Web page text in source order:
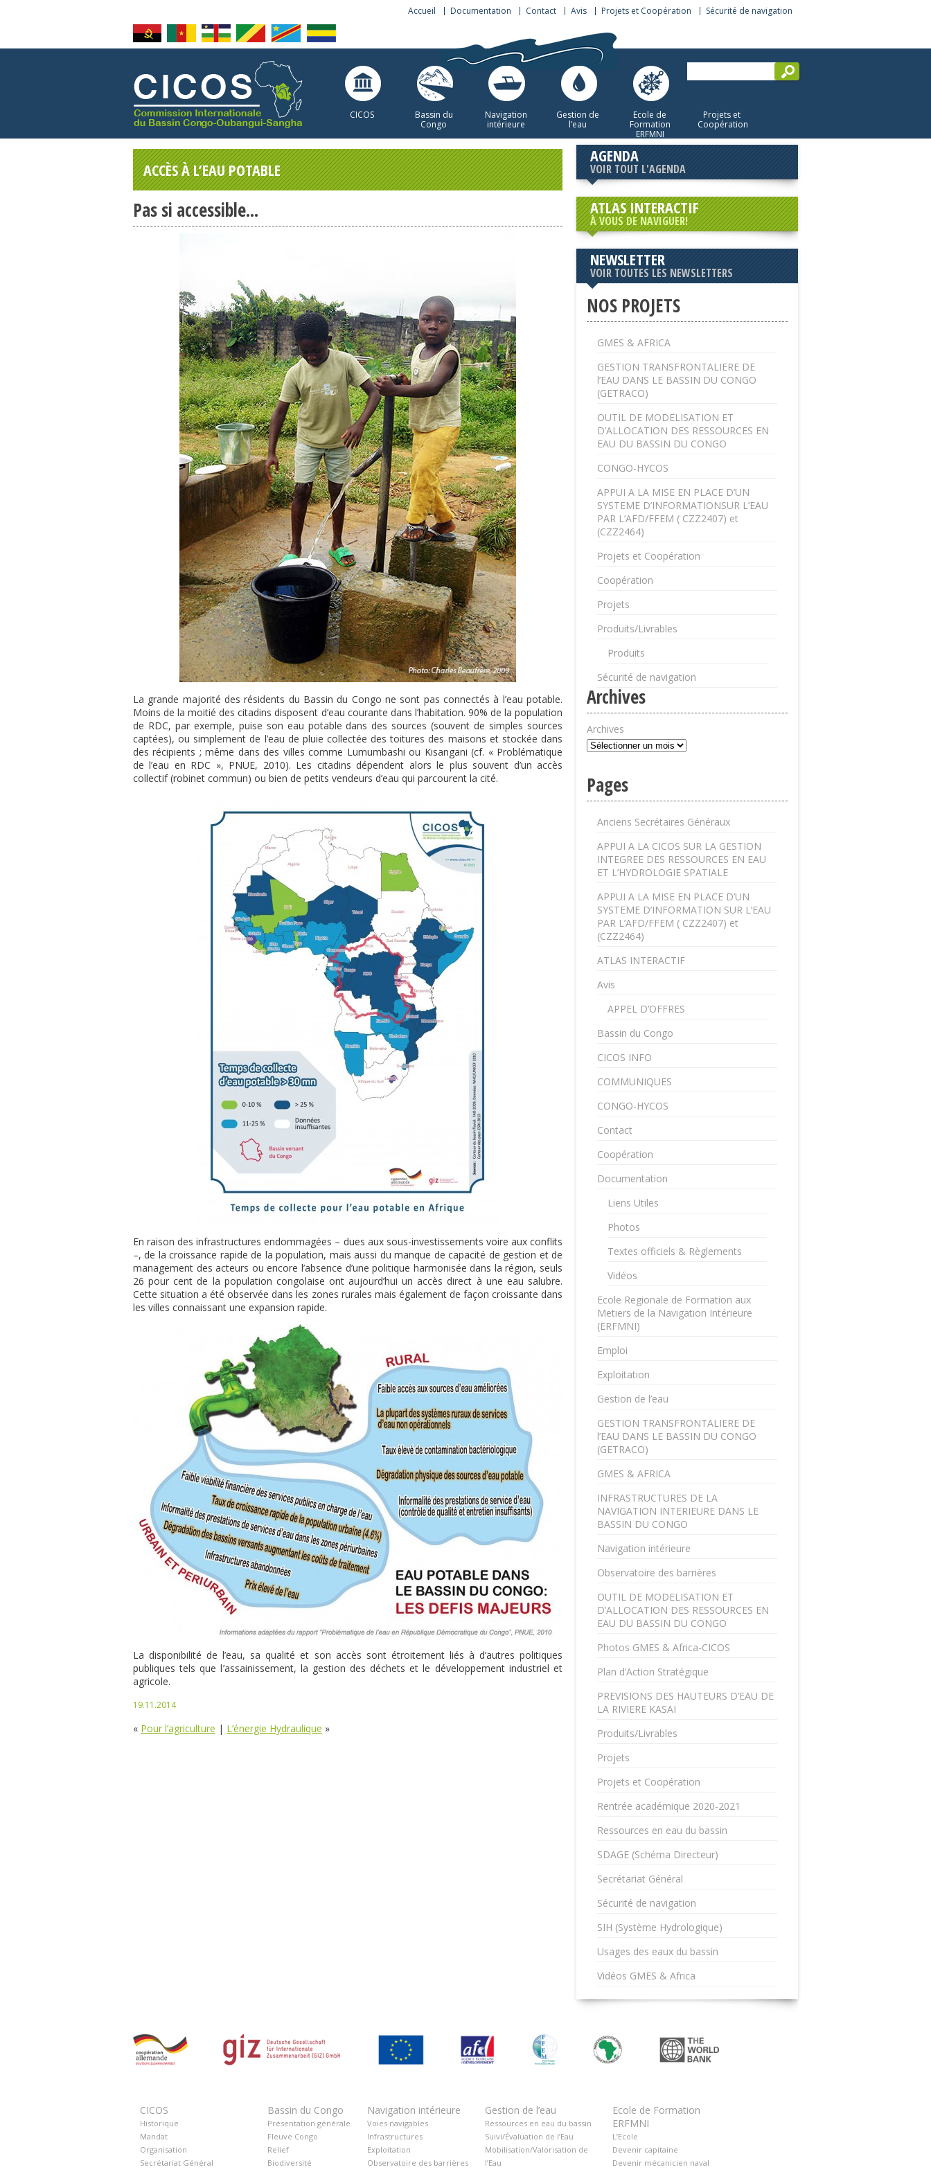
Accueil Documentation Contact Avis Projets et Coopération Sécurité de navigation
CICOS
Bassin du
Congo
Navigation
intérieure
Gestion de
l’eau
Ecole de
Formation
ERFMNI
Projets et
Coopération
ACCÈS À L’EAU POTABLE
Pas si accessible...
La grande majorité des résidents du Bassin du Congo ne sont pas connectés à l’eau potable.
Moins de la moitié des citadins disposent d’eau courante dans l’habitation. 90% de la population
de RDC, par exemple, puise son eau potable dans des sources (souvent de simples sources
captées), ou simplement de l’eau de pluie collectée des toitures des maisons et stockée dans
des récipients ; même dans des villes comme Lumumbashi ou Kisangani (cf. « Problématique
de l’eau en RDC », PNUE, 2010). Les citadins dépendent alors le plus souvent d’un accès
collectif (robinet commun) ou bien de petits vendeurs d’eau qui parcourent la cité.
En raison des infrastructures endommagées – dues aux sous-investissements voire aux conflits
–, de la croissance rapide de la population, mais aussi du manque de capacité de gestion et de
management des acteurs ou encore l’absence d’une politique harmonisée dans la région, seuls
26 pour cent de la population congolaise ont aujourd’hui un accès direct à une eau salubre.
Cette situation a été observée dans les zones rurales mais également de façon croissante dans
les villes connaissant une expansion rapide.
La disponibilité de l’eau, sa qualité et son accès sont étroitement liés à d’autres politiques
publiques tels que l’assainissement, la gestion des déchets et le développement industriel et
agricole.
19.11.2014
« Pour l’agriculture | L’énergie Hydraulique »
AGENDA
VOIR TOUT L'AGENDA
ATLAS INTERACTIF
À VOUS DE NAVIGUER!
NEWSLETTER
VOIR TOUTES LES NEWSLETTERS
NOS PROJETS
GMES & AFRICA
GESTION TRANSFRONTALIERE DE
l’EAU DANS LE BASSIN DU CONGO
(GETRACO)
OUTIL DE MODELISATION ET
D’ALLOCATION DES RESSOURCES EN
EAU DU BASSIN DU CONGO
CONGO-HYCOS
APPUI A LA MISE EN PLACE D’UN
SYSTEME D’INFORMATIONSUR L’EAU
PAR L’AFD/FFEM ( CZZ2407) et
(CZZ2464)
Projets et Coopération
Coopération
Projets
Produits/Livrables
Produits
Sécurité de navigation
Archives
Archives
Pages
Anciens Secrétaires Généraux
APPUI A LA CICOS SUR LA GESTION
INTEGREE DES RESSOURCES EN EAU
ET L’HYDROLOGIE SPATIALE
APPUI A LA MISE EN PLACE D’UN
SYSTEME D’INFORMATION SUR L’EAU
PAR L’AFD/FFEM ( CZZ2407) et
(CZZ2464)
ATLAS INTERACTIF
Avis
APPEL D’OFFRES
Bassin du Congo
CICOS INFO
COMMUNIQUES
CONGO-HYCOS
Contact
Coopération
Documentation
Liens Utiles
Photos
Textes officiels & Règlements
Vidéos
Ecole Regionale de Formation aux
Metiers de la Navigation Intérieure
(ERFMNI)
Emploi
Exploitation
Gestion de l’eau
GESTION TRANSFRONTALIERE DE
l’EAU DANS LE BASSIN DU CONGO
(GETRACO)
GMES & AFRICA
INFRASTRUCTURES DE LA
NAVIGATION INTERIEURE DANS LE
BASSIN DU CONGO
Navigation intérieure
Observatoire des barrières
OUTIL DE MODELISATION ET
D’ALLOCATION DES RESSOURCES EN
EAU DU BASSIN DU CONGO
Photos GMES & Africa-CICOS
Plan d’Action Stratégique
PREVISIONS DES HAUTEURS D’EAU DE
LA RIVIERE KASAI
Produits/Livrables
Projets
Projets et Coopération
Rentrée académique 2020-2021
Ressources en eau du bassin
SDAGE (Schéma Directeur)
Secrétariat Général
Sécurité de navigation
SIH (Système Hydrologique)
Usages des eaux du bassin
Vidéos GMES & Africa
CICOS
Historique
Mandat
Organisation
Secrétariat Général
Bassin du Congo
Présentation générale
Fleuve Congo
Relief
Biodiversité
Navigation intérieure
Voies navigables
Infrastructures
Exploitation
Observatoire des barrières
Gestion de l’eau
Ressources en eau du bassin
Suivi/Évaluation de l’Eau
Mobilisation/Valorisation de
l’Eau
Ecole de Formation
ERFMNI
L’Ecole
Devenir capitaine
Devenir mécanicien naval